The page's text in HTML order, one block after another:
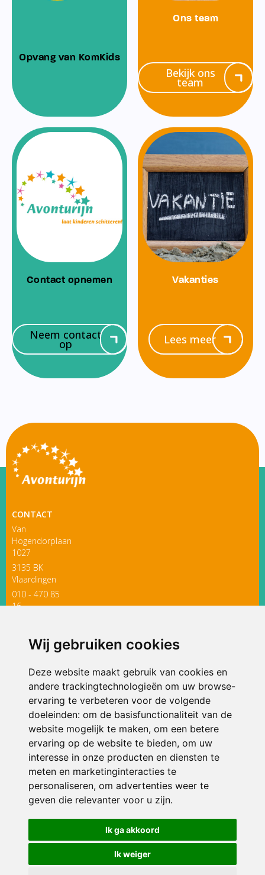
Wij gebruiken cookies
Deze website maakt gebruik van cookies en
andere trackingtechnologieën om uw browse-
ervaring te verbeteren voor de volgende
doeleinden: om de basisfunctionaliteit van de
website mogelijk te maken, om een betere
ervaring op de website te bieden, om uw
interesse in onze producten en diensten te
meten en marketinginteracties te
personaliseren, om advertenties weer te
geven die relevanter voor u zijn.
Ik ga akkoord
Ik weiger
Opvang van KomKids
Ons team
Bekijk ons
team
Contact opnemen
Neem contact
op
Vakanties
Lees meer
CONTACT
Van
Hogendorplaan
1027
3135 BK
Vlaardingen
010 - 470 85
16
ONDERDEEL VAN
© 2026 Avonturijn | Alle rechten voorbehouden
Privacy policy|Disclaimer| Klachtenregeling|RSIN en Anbi
voorkeuren
Crealisatie The MindOffice